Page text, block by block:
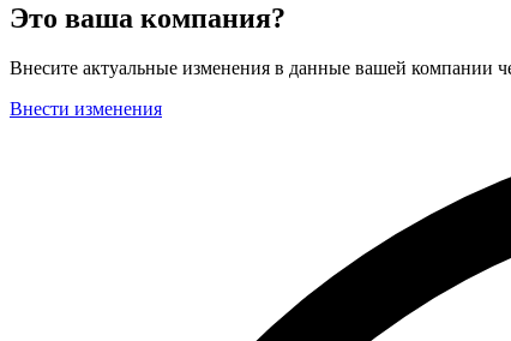
Это ваша компания?
Внесите актуальные изменения в данные вашей
Внести изменения